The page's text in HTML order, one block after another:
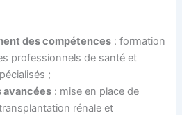
des compétences : formation
professionnels de santé et
;
avancées : mise en place de
rénale et